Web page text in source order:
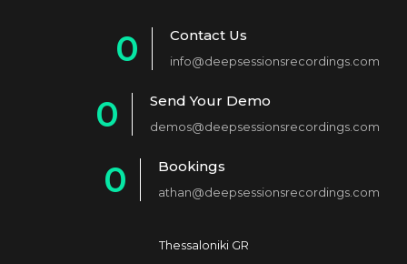
0
1
2
4
Contact Us
info@deepsessionsrecordings.com
0
2
Send Your Demo
demos@deepsessionsrecordings.com
0
Bookings
athan@deepsessionsrecordings.com
Thessaloniki GR